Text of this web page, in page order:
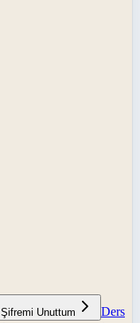
Şifremi Unuttum
Ders